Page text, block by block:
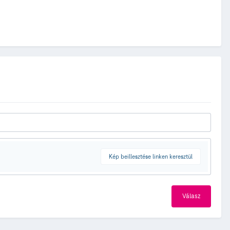
Kép beillesztése linken keresztül
Válasz